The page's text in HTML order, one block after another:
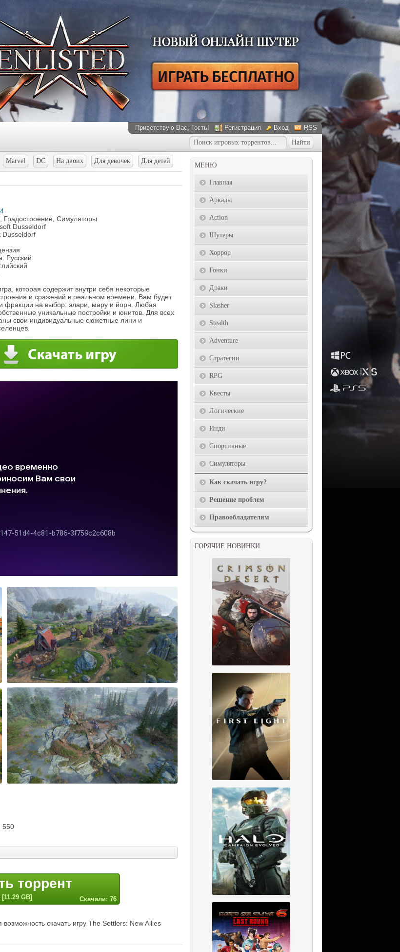
Приветствую Вас, Гость! Регистрация Вход RSS
Marvel DC На двоих Для девочек Для детей
Градостроение, Симуляторы
Dusseldorf
Dusseldorf
Русский
которая содержит внутри себя некоторые
и сражений в реальном времени. Вам будет
фракции на выбор: элари, мару и йорн. Любая
уникальные постройки и юнитов. Для всех
свои индивидуальные сюжетные лини и
550
торрент
GB] Скачали: 76
скачать игру The Settlers: New Allies
МЕНЮ
Главная
Аркады
Action
Шутеры
Хоррор
Гонки
Драки
Slasher
Stealth
Adventure
Стратегии
RPG
Квесты
Логические
Инди
Спортивные
Симуляторы
Как скачать игру?
Решение проблем
Правообладателям
ГОРЯЧИЕ НОВИНКИ